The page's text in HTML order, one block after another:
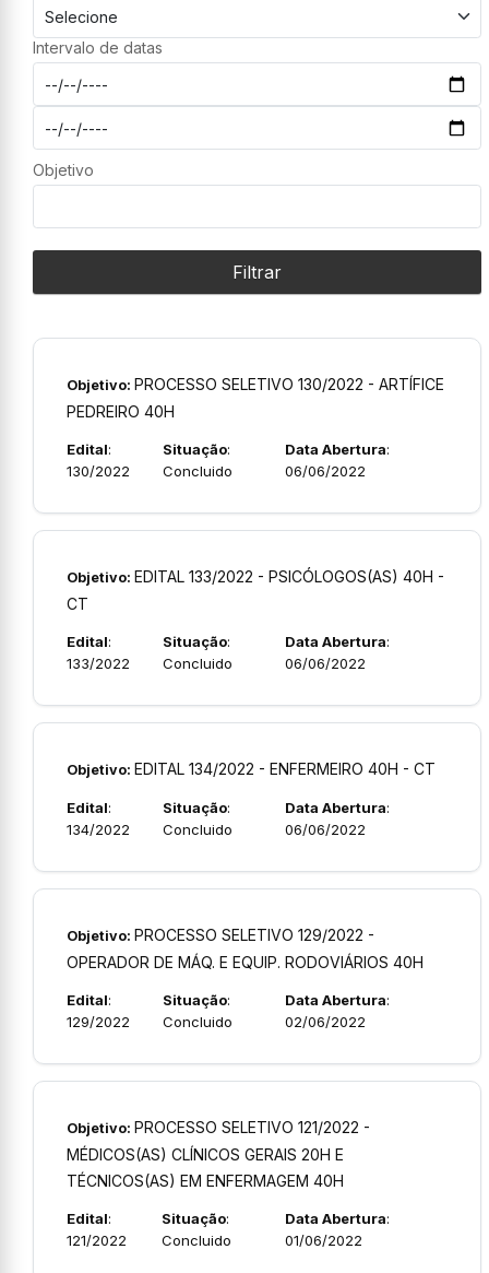
Intervalo de datas
Objetivo
Filtrar
Objetivo: PROCESSO SELETIVO 130/2022 - ARTÍFICE
PEDREIRO 40H
Edital:
130/2022
Situação:
Concluido
Data Abertura:
06/06/2022
Objetivo: EDITAL 133/2022 - PSICÓLOGOS(AS) 40H -
CT
Edital:
133/2022
Situação:
Concluido
Data Abertura:
06/06/2022
Objetivo: EDITAL 134/2022 - ENFERMEIRO 40H - CT
Edital:
134/2022
Situação:
Concluido
Data Abertura:
06/06/2022
Objetivo: PROCESSO SELETIVO 129/2022 -
OPERADOR DE MÁQ. E EQUIP. RODOVIÁRIOS 40H
Edital:
129/2022
Situação:
Concluido
Data Abertura:
02/06/2022
Objetivo: PROCESSO SELETIVO 121/2022 -
MÉDICOS(AS) CLÍNICOS GERAIS 20H E
TÉCNICOS(AS) EM ENFERMAGEM 40H
Edital:
121/2022
Situação:
Concluido
Data Abertura:
01/06/2022